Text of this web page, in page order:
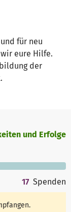
für neu
eure Hilfe.
der
und Erfolge
17 Spenden